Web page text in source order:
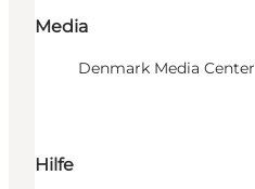
Media
Denmark Media Center
Hilfe